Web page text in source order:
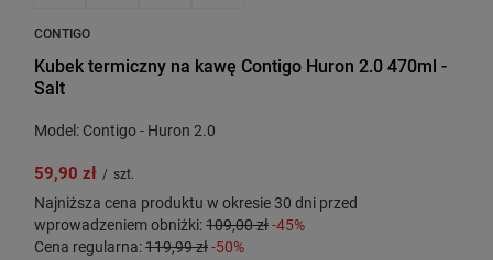
CONTIGO
Kubek termiczny na kawę Contigo Huron 2.0 470ml -
Salt
Model: Contigo - Huron 2.0
59,90 zł / szt.
Najniższa cena produktu w okresie 30 dni przed
wprowadzeniem obniżki:109,00 zł-45%
Cena regularna:119,99 zł-50%